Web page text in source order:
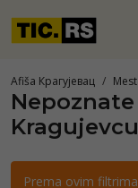
Afiša Крагујевац
Kragujevcu
Prema ovim